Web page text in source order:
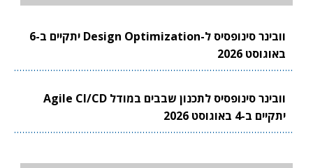
וובינר סינופסיס ל-Design Optimization יתקיים ב-6
באוגוסט 2026
וובינר סינופסיס לתכנון שבבים במודל Agile CI/CD
יתקיים ב-4 באוגוסט 2026